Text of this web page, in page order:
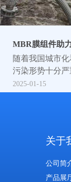
MBR膜组件助
随着我国城市
污染形势十分严
2025-01-15
关于
公司简
产品展